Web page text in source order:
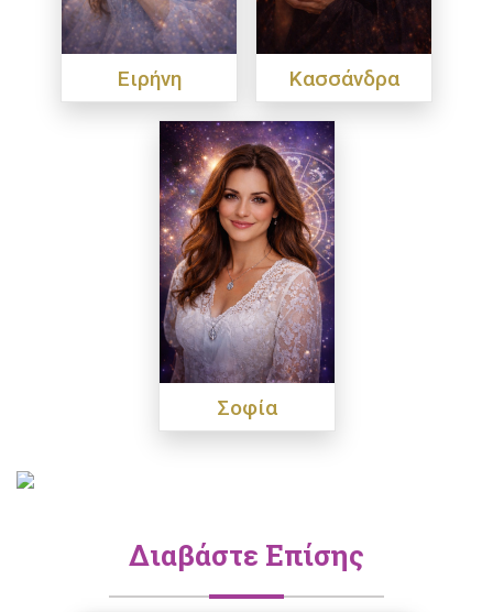
Ειρήνη Κασσάνδρα
Σοφία
Διαβάστε Επίσης